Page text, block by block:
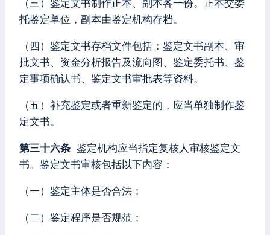
（三）鉴定文书制作正本、副本各一份。正本交委
托鉴定单位，副本由鉴定机构存档。
（四）鉴定文书存档文件包括：鉴定文书副本、审
批文书、资金分析报告及流向图、鉴定委托书、鉴
定事项确认书、鉴定文书审批表等资料。
（五）补充鉴定或者重新鉴定的，应当单独制作鉴
定文书。
第三十六条 鉴定机构应当指定复核人审核鉴定文
书。鉴定文书审核包括以下内容：
（一）鉴定主体是否合法；
（二）鉴定程序是否规范；